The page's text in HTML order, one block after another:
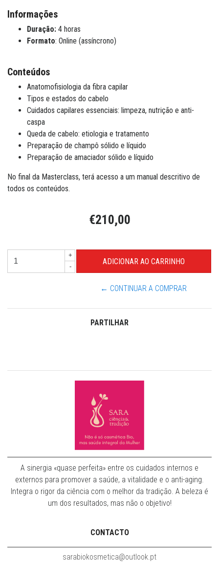
Informações
Duração: 4 horas
Formato: Online (assíncrono)
Conteúdos
Anatomofisiologia da fibra capilar
Tipos e estados do cabelo
Cuidados capilares essenciais: limpeza, nutrição e anti-
caspa
Queda de cabelo: etiologia e tratamento
Preparação de champô sólido e líquido
Preparação de amaciador sólido e líquido
No final da Masterclass, terá acesso a um manual descritivo de
todos os conteúdos.
€210,00
+
-
← CONTINUAR A COMPRAR
PARTILHAR
A sinergia «quase perfeita» entre os cuidados internos e
externos para promover a saúde, a vitalidade e o anti-aging.
Integra o rigor da ciência com o melhor da tradição. A beleza é
um dos resultados, mas não o objetivo!
CONTACTO
sarabiokosmetica@outlook.pt